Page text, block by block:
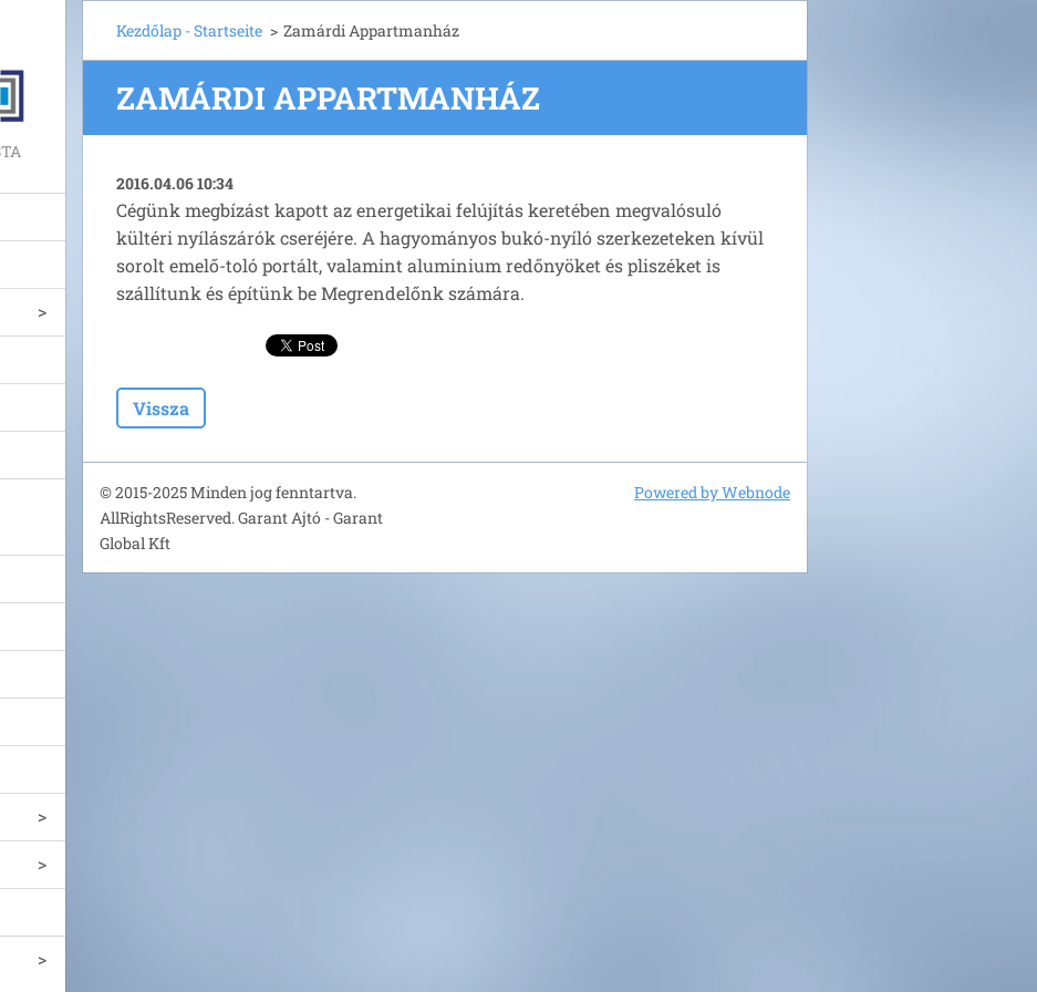
Kezdőlap - Startseite > Zamárdi Appartmanház
ZAMÁRDI APPARTMANHÁZ
2016.04.06 10:34
Cégünk megbízást kapott az energetikai felújítás keretében megvalósuló
kültéri nyílászárók cseréjére. A hagyományos bukó-nyíló szerkezeteken kívül
sorolt emelő-toló portált, valamint aluminium redőnyöket és pliszéket is
szállítunk és építünk be Megrendelőnk számára.
Vissza
© 2015-2025 Minden jog fenntartva.
AllRightsReserved. Garant Ajtó - Garant
Global Kft
Powered by Webnode